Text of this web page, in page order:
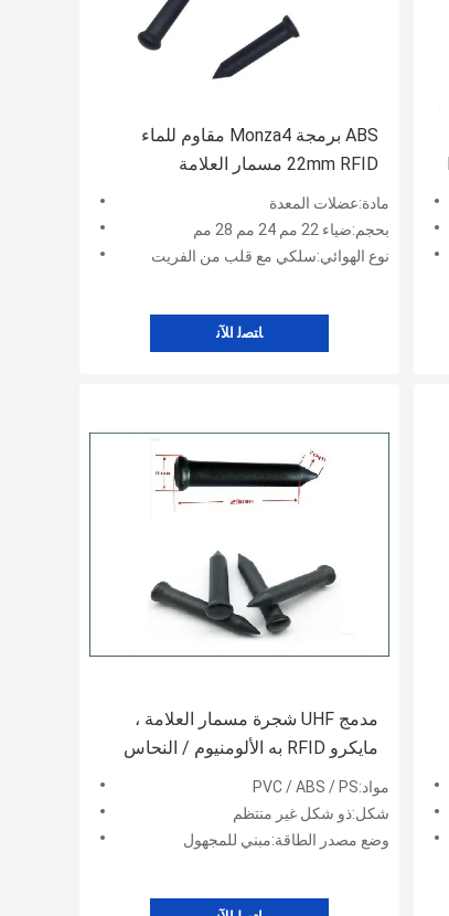
ABS برمجة Monza4 مقاوم للماء
22mm RFID مسمار العلامة
مادة:عضلات المعدة
بحجم:ضياء 22 مم 24 مم 28 مم
نوع الهوائي:سلكي مع قلب من الفريت
ﺎﺘﺼﻟ ﺍﻶﻧ
مدمج UHF شجرة مسمار العلامة ،
مايكرو RFID به الألومنيوم / النحاس
الهوائي الموادمواد:PVC / ABS / PS
شكل:ذو شكل غير منتظم
وضع مصدر الطاقة:مبني للمجهول